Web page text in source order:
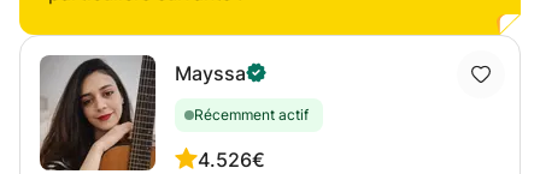
Mayssa
Récemment actif
4.526€